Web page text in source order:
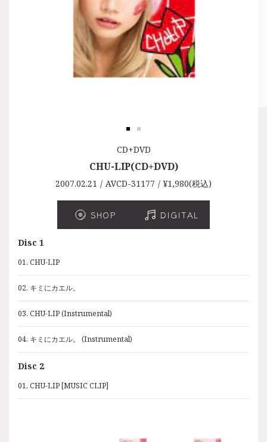
CD+DVD
CHU-LIP(CD+DVD)
2007.02.21 AVCD-31177 ¥1,980(税込)
SHOP DIGITAL
Disc 1
01. CHU-LIP
02. キミにカエル。
03. CHU-LIP (Instrumental)
04. キミにカエル。 (Instrumental)
Disc 2
01. CHU-LIP [MUSIC CLIP]
CDシングル
CHU-LIP
2007.02.21 AVCD-31178 ¥1,100(税込)
SHOP DIGITAL
Disc 1
01. CHU-LIP
02. キミにカエル。
03. CHU-LIP (Instrumental)
04. キミにカエル。 (Instrumental)